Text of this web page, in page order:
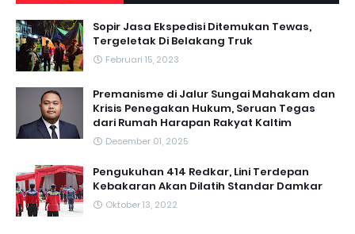
Sopir Jasa Ekspedisi Ditemukan Tewas,
Tergeletak Di Belakang Truk
Februari 15, 2023
Premanisme di Jalur Sungai Mahakam dan
Krisis Penegakan Hukum, Seruan Tegas
dari Rumah Harapan Rakyat Kaltim
Desember 01, 2025
Pengukuhan 414 Redkar, Lini Terdepan
Kebakaran Akan Dilatih Standar Damkar
Oktober 13, 2022